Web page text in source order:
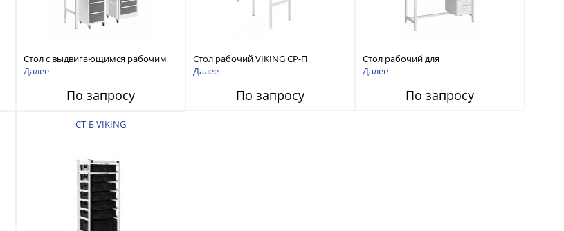
Стол с выдвигающимся рабочим
местом VIKING СР-ВД
Далее
По запросу
Стол рабочий VIKING СР-П
нестандартной формы
Далее
По запросу
Стол рабочий для
электромонтажных работ VIKING
Далее
По запросу
СТ-Б VIKING